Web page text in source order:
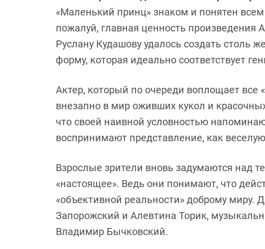
«Маленький принц» знаком и понятен
пожалуй, главная ценность произведения
Руслану Кудашову удалось создать столь
форму, которая идеально соответствует
Актер, который по очереди воплощает все
внезапно в мир оживших кукол и
что своей наивной условностью
воспринимают представление, как
Взрослые зрители вновь задумаются над
«настоящее». Ведь они понимают, что
«объективной реальности» доброму миру.
Запорожский и Алевтина Торик,
Владимир Бычковский.